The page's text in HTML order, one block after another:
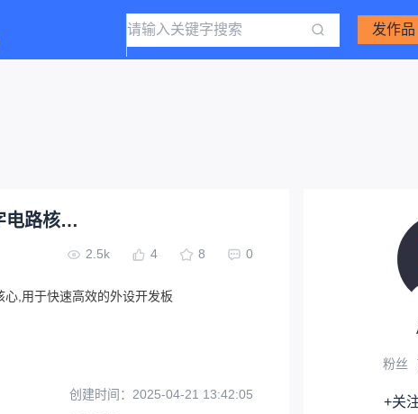
发作品
STM32H743数字电路核心板
2.5k 4 8 0
,用于快速高效的外设开发板
创建时间： 2025-04-21 13:42:05
粉丝
+关